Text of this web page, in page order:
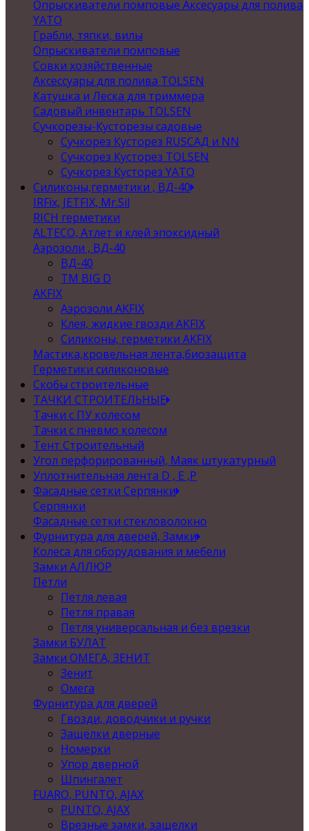
Опрыскиватели помповые Аксесуары для полива
YATO
Грабли, тяпки, вилы
Опрыскиватели помповые
Совки хозяйственные
Аксессуары для полива TOLSEN
Катушка и Леска для триммера
Садовый инвентарь TOLSEN
Сучкорезы-Кусторезы садовые
Сучкорез Кусторез RUSСАД и NN
Сучкорез Кусторез TOLSEN
Сучкорез Кусторез YATO
Силиконы,герметики , ВД-40
IRFix, JETFIX, Mr.Sil
RICH герметики
ALTECO, Атлет и клей эпоксидный
Аэрозоли , ВД-40
ВД-40
TM BIG D
AKFIX
Аэрозоли AKFIX
Клея, жидкие гвозди AKFIX
Силиконы, герметики AKFIX
Мастика,кровельная лента,биозащита
Герметики силиконовые
Скобы строительные
ТАЧКИ СТРОИТЕЛЬНЫЕ
Тачки с ПУ колесом
Тачки с пневмо колесом
Тент Строительный
Угол перфорированный, Маяк штукатурный
Уплотнительная лента D , Е ,P
Фасадные сетки Серпянки
Серпянки
Фасадные сетки стекловолокно
Фурнитура для дверей, Замки
Колеса для оборудования и мебели
Замки АЛЛЮР
Петли
Петля левая
Петля правая
Петля универсальная и без врезки
Замки БУЛАТ
Замки ОМЕГА, ЗЕНИТ
Зенит
Омега
Фурнитура для дверей
Гвозди, доводчики и ручки
Защелки дверные
Номерки
Упор дверной
Шпингалет
FUARO, PUNTO, AJAX
PUNTO, AJAX
Врезные замки, защелки